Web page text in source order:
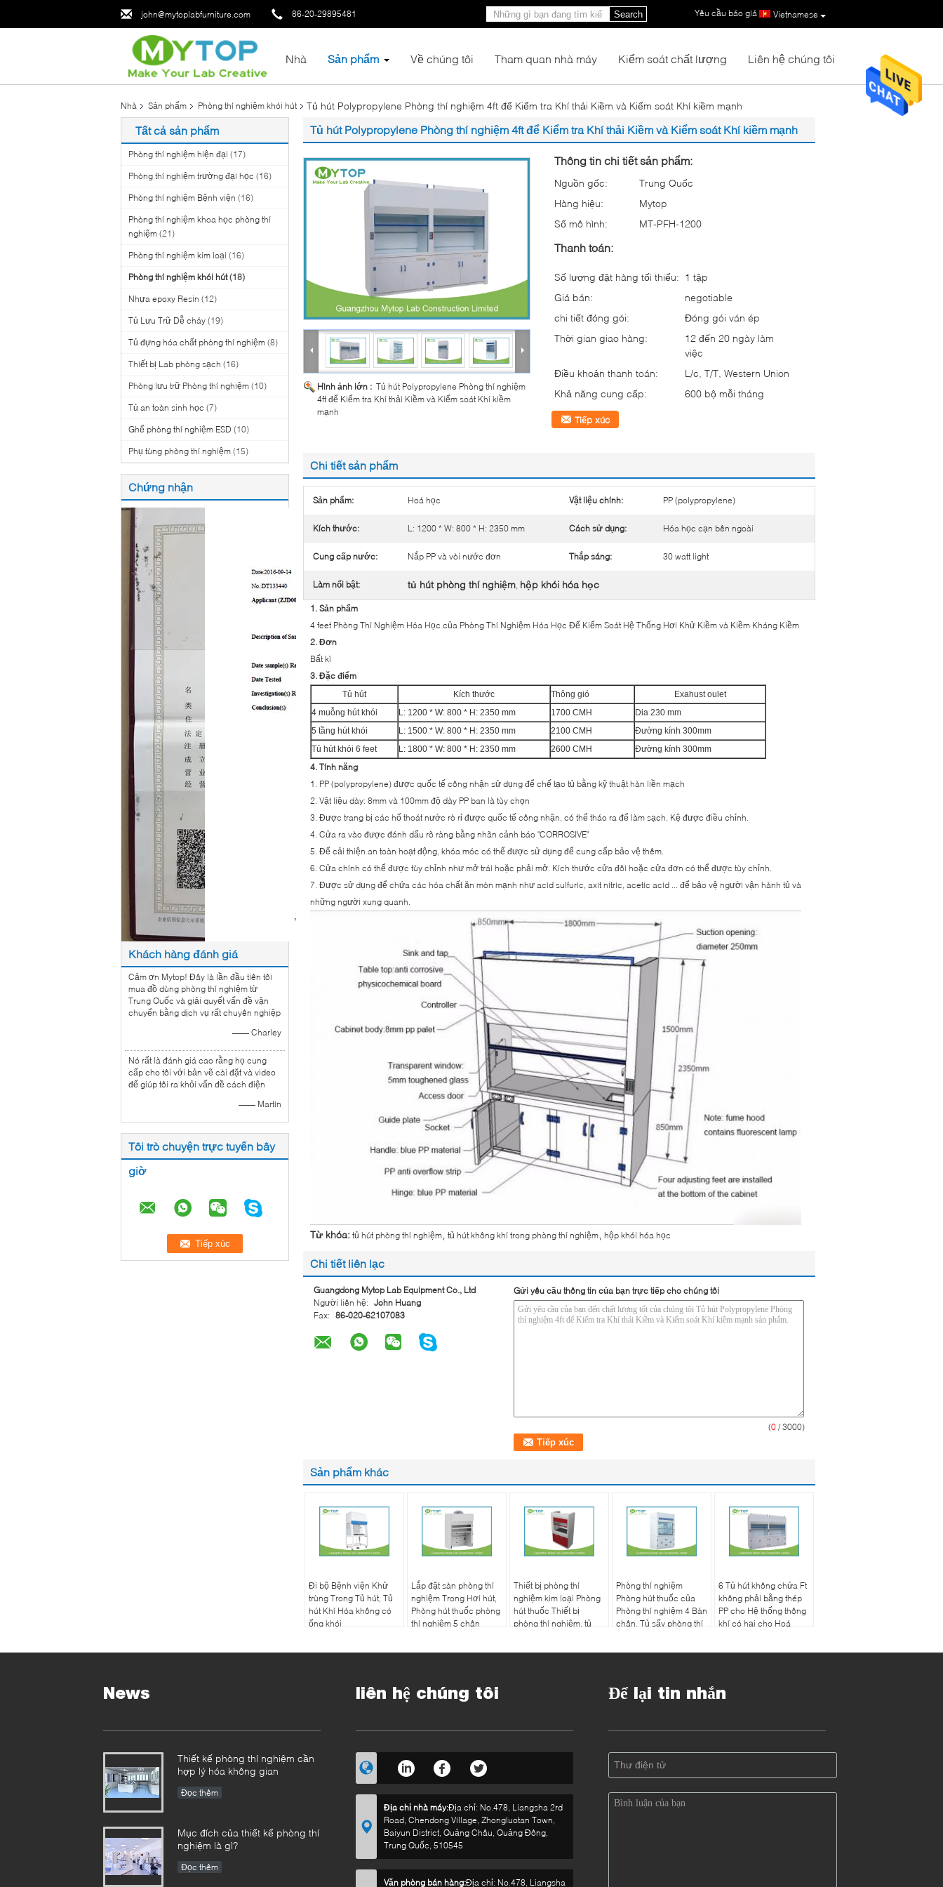
john@mytoplabfurniture.com 86-20-29895481 Vietnamese
Yêu cầu báo giá |
Search
Nhà Sản phẩm Về chúng tôi Tham quan nhà máy Kiểm soát chất lượng Liên hệ chúng tôi
Nhà Sản phẩm Phòng thí nghiệm khói hút Tủ hút Polypropylene Phòng thí nghiệm 4ft để Kiểm tra Khí thải Kiềm và Kiểm soát Khí kiềm mạnh
Tất cả sản phẩm
Phòng thí nghiệm hiện đại (17)
Phòng thí nghiệm trường đại học (16)
Phòng thí nghiệm Bệnh viện (16)
Phòng thí nghiệm khoa học phòng thí
nghiệm (21)
Phòng thí nghiệm kim loại (16)
Phòng thí nghiệm khói hút (18)
Nhựa epoxy Resin (12)
Tủ Lưu Trữ Dễ cháy (19)
Tủ đựng hóa chất phòng thí nghiệm (8)
Thiết bị Lab phòng sạch (16)
Phòng lưu trữ Phòng thí nghiệm (10)
Tủ an toàn sinh học (7)
Ghế phòng thí nghiệm ESD (10)
Phụ tùng phòng thí nghiệm (15)
Chứng nhận
Khách hàng đánh giá
Cảm ơn Mytop! Đây là lần đầu tiên tôi
mua đồ dùng phòng thí nghiệm từ
Trung Quốc và giải quyết vấn đề vận
chuyển bằng dịch vụ rất chuyên nghiệp
—— Charley
Nó rất là đánh giá cao rằng họ cung
cấp cho tôi với bản vẽ cài đặt và video
để giúp tôi ra khỏi vấn đề cách điện
—— Martin
Tôi trò chuyện trực tuyến bây
giờ
Tủ hút Polypropylene Phòng thí nghiệm 4ft để Kiểm tra Khí thải Kiềm và Kiểm soát Khí kiềm mạnh
Hình ảnh lớn : Tủ hút Polypropylene Phòng thí nghiệm
4ft để Kiểm tra Khí thải Kiềm và Kiểm soát Khí kiềm
mạnh
Thông tin chi tiết sản phẩm:
Nguồn gốc:
Trung Quốc
Hàng hiệu:
Mytop
Số mô hình:
MT-PFH-1200
Thanh toán:
Số lượng đặt hàng tối thiểu: 1 tập
Giá bán:
negotiable
chi tiết đóng gói:
Đóng gói ván ép
Thời gian giao hàng:
12 đến 20 ngày làm
việc
Điều khoản thanh toán:
L/c, T/T, Western Union
Khả năng cung cấp:
600 bộ mỗi tháng
Tiếp xúc
Chi tiết sản phẩm
Sản phẩm: Hoá học Vật liệu chính: PP (polypropylene)
Kích thước: L: 1200 * W: 800 * H: 2350 mm Cách sử dụng: Hóa học cạn bên ngoài
Cung cấp nước: Nắp PP và vòi nước đơn Thắp sáng: 30 watt light
Làm nổi bật: tủ hút phòng thí nghiệm, hộp khói hóa học
1. Sản phẩm
4 feet Phòng Thí Nghiệm Hóa Học của Phòng Thí Nghiệm Hóa Học Để Kiểm Soát Hệ Thống Hơi Khử Kiềm và Kiềm Kháng Kiềm
2. Đơn
Bất kì
3. Đặc điểm
Tủ hút Kích thước Thông gió
Exahust oulet
4 muỗng hút khói
L: 1200 * W: 800 * H: 2350 mm 1700 CMH
Dia 230 mm
5 tầng hút khói
L: 1500 * W: 800 * H: 2350 mm 2100 CMH
Đường kính 300mm
Tủ hút khói 6 feet
L: 1800 * W: 800 * H: 2350 mm 2600 CMH Đường kính 300mm
4. Tính năng
1. PP (polypropylene) được quốc tế công nhận sử dụng để chế tạo tủ bằng kỹ thuật hàn liền mạch
2. Vật liệu dày: 8mm và 100mm độ dày PP ban là tùy chọn
3. Được trang bị các hố thoát nước rò rỉ được quốc tế công nhận, có thể tháo ra để làm sạch. Kệ được điều chỉnh.
4. Cửa ra vào được đánh dấu rõ ràng bằng nhãn cảnh báo "CORROSIVE"
5. Để cải thiện an toàn hoạt động, khóa móc có thể được sử dụng để cung cấp bảo vệ thêm.
6. Cửa chính có thể được tùy chỉnh như mở trái hoặc phải mở. Kích thước cửa đôi hoặc cửa đơn có thể được tùy chỉnh.
7. Được sử dụng để chứa các hóa chất ăn mòn mạnh như acid sulfuric, axit nitric, acetic acid ... để bảo vệ người vận hành tủ và
những người xung quanh.
Từ khóa: tủ hút phòng thí nghiệm tủ hút không khí trong phòng thí nghiệm hộp khói hóa học
Chi tiết liên lạc
Guangdong Mytop Lab Equipment Co., Ltd
Người liên hệ: John Huang
Fax: 86-020-62107083
Gửi yêu cầu thông tin của bạn trực tiếp cho chúng tôi
(0 / 3000)
Sản phẩm khác
Đi bộ Bệnh viện Khử
trùng Trong Tủ hút, Tủ
hút Khí Hóa không có
ống khói
Lắp đặt sàn phòng thí
nghiệm Trong Hơi hút,
Phòng hút thuốc phòng
thí nghiệm 5 chân
Thiết bị phòng thí
nghiệm kim loại Phòng
hút thuốc Thiết bị
phòng thí nghiệm, tủ
Phòng thí nghiệm
Phòng hút thuốc của
Phòng thí nghiệm 4 Bàn
chân, Tủ sấy phòng thí
6 Tủ hút không chứa Ft
không phải bằng thép
PP cho Hệ thống thông
khí có hại cho Hoá
News
Thiết kế phòng thí nghiệm cần
hợp lý hóa không gian
Đọc thêm
Mục đích của thiết kế phòng thí
nghiệm là gì?
Đọc thêm
liên hệ chúng tôi
Địa chỉ nhà máy:Địa chỉ: No.478, Liangsha 2rd
Road, Chendong Village, Zhongluotan Town,
Baiyun District, Quảng Châu, Quảng Đông,
Trung Quốc, 510545
Văn phòng bán hàng:Địa chỉ: No.478, Liangsha
Để lại tin nhắn